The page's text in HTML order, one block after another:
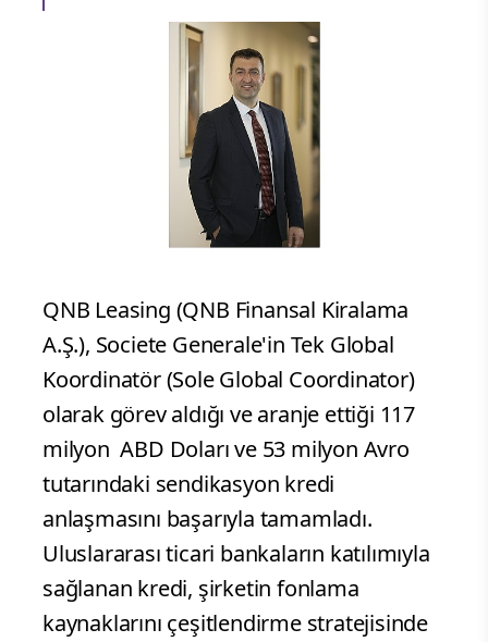
QNB Leasing (QNB Finansal Kiralama
A.Ş.), Societe Generale'in Tek Global
Koordinatör (Sole Global Coordinator)
olarak görev aldığı ve aranje ettiği 117
milyon ABD Doları ve 53 milyon Avro
tutarındaki sendikasyon kredi
anlaşmasını başarıyla tamamladı.
Uluslararası ticari bankaların katılımıyla
sağlanan kredi, şirketin fonlama
kaynaklarını çeşitlendirme stratejisinde